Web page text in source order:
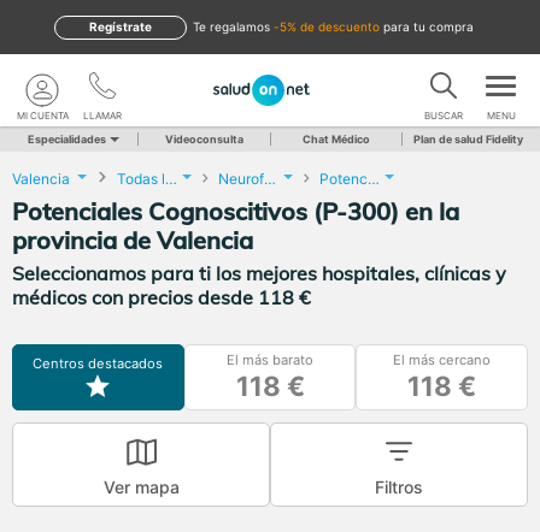
te regalamos -5% de descuento para tu compra
Regístrate
LLAMAR
MI CUENTA BUSCAR MENU
Especialidades Videoconsulta Chat Médico Plan de salud Fidelity
Valencia Todas las localidades Neurofisiología Clínica Potenciales Cognoscitivos (P-300)
Potenciales Cognoscitivos (P-300) en la
provincia de Valencia
Seleccionamos para ti los mejores hospitales, clínicas y
médicos con precios desde 118 €
Centros destacados El más barato
118 €
El más cercano
118 €
Ver mapa Filtros